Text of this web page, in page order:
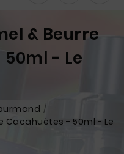
& Beurre
- Le
Cacahuètes - 50ml - Le